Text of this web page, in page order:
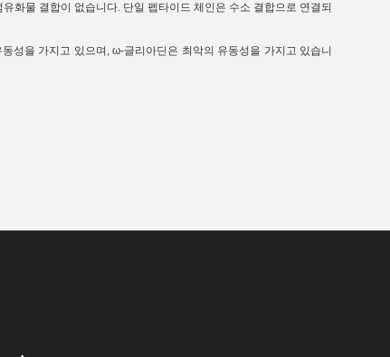
화물 결합이 없습니다. 단일 펩타이드 체인은 수소 결합으로 연결되
성을 가지고 있으며, ω-글리아딘은 최악의 유동성을 가지고 있습니